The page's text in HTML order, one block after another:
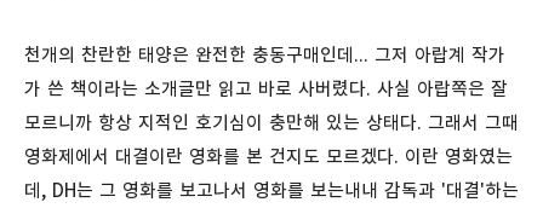
천개의 찬란한 태양은 완전한 충동구매인데... 그저 아랍계 작가
가 쓴 책이라는 소개글만 읽고 바로 사버렸다. 사실 아랍쪽은 잘
모르니까 항상 지적인 호기심이 충만해 있는 상태다. 그래서 그때
영화제에서 대결이란 영화를 본 건지도 모르겠다. 이란 영화였는
데, DH는 그 영화를 보고나서 영화를 보는내내 감독과 '대결'하는